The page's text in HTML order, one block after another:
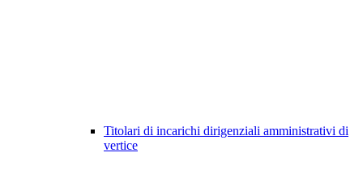
Titolari di incarichi dirigenziali amministrativi di
vertice